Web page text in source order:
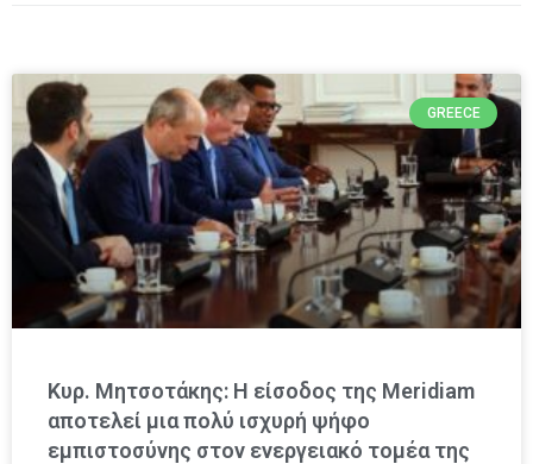
GREECE
Κυρ. Μητσοτάκης: Η είσοδος της Meridiam
αποτελεί μια πολύ ισχυρή ψήφο
εμπιστοσύνης στον ενεργειακό τομέα της